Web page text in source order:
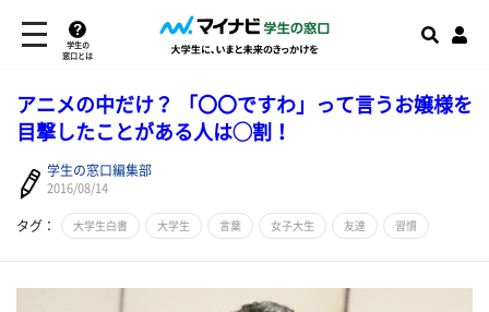
学生の
窓口とは
アニメの中だけ？ 「〇〇ですわ」って言うお嬢様を
目撃したことがある人は◯割！
学生の窓口編集部
2016/08/14
タグ： 大学生白書 大学生 言葉 女子大生 友達 習慣